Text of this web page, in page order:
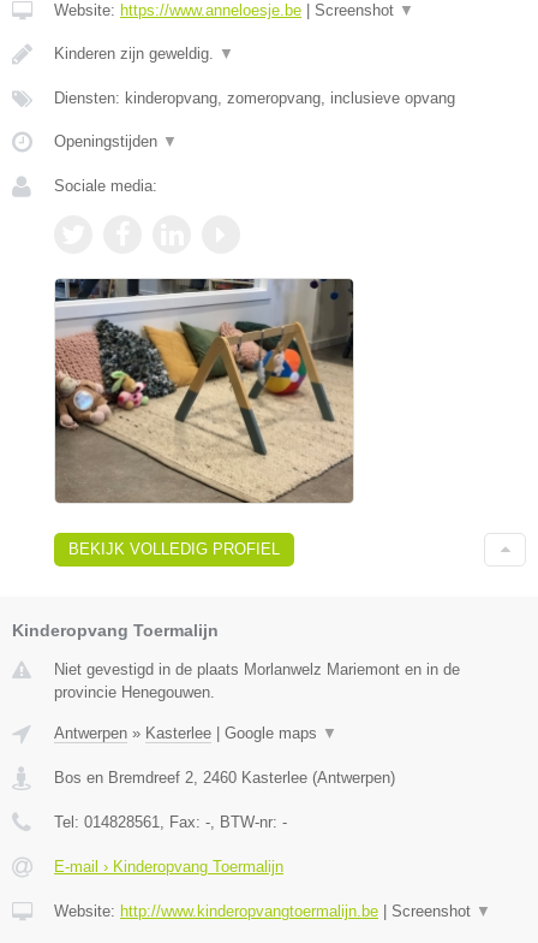
Website: https://www.anneloesje.be Screenshot ▼
Kinderen zijn geweldig. ▼
Diensten: kinderopvang, zomeropvang, inclusieve opvang
Openingstijden ▼
Sociale media:
BEKIJK VOLLEDIG PROFIEL
Kinderopvang Toermalijn
Niet gevestigd in de plaats Morlanwelz Mariemont en in de
provincie Henegouwen.
Antwerpen » Kasterlee Google maps ▼
Bos en Bremdreef 2 2460 Kasterlee (Antwerpen)
Tel: 014828561 , Fax: - , BTW-nr: -
E-mail › Kinderopvang Toermalijn
Website: http://www.kinderopvangtoermalijn.be Screenshot ▼